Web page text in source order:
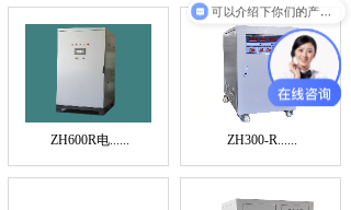
ZH600R电...... ZH300-R......